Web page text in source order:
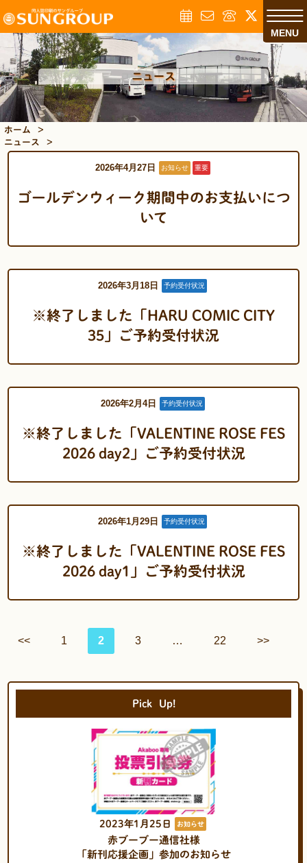
MENU
ニュース
ホーム
>
ニュース
>
Pick Up!
2023年1月25日 お知らせ
赤ブーブー通信社様
「新刊応援企画」参加のお知らせ
2026年4月27日 お知らせ 重要
ゴールデンウィーク期間中のお支払いにつ
いて
2026年3月18日 予約受付状況
※終了しました「HARU COMIC CITY
35」ご予約受付状況
2026年2月4日 予約受付状況
※終了しました「VALENTINE ROSE FES
2026 day2」ご予約受付状況
2026年1月29日 予約受付状況
※終了しました「VALENTINE ROSE FES
2026 day1」ご予約受付状況
<< 1 2 3 … 22 >>